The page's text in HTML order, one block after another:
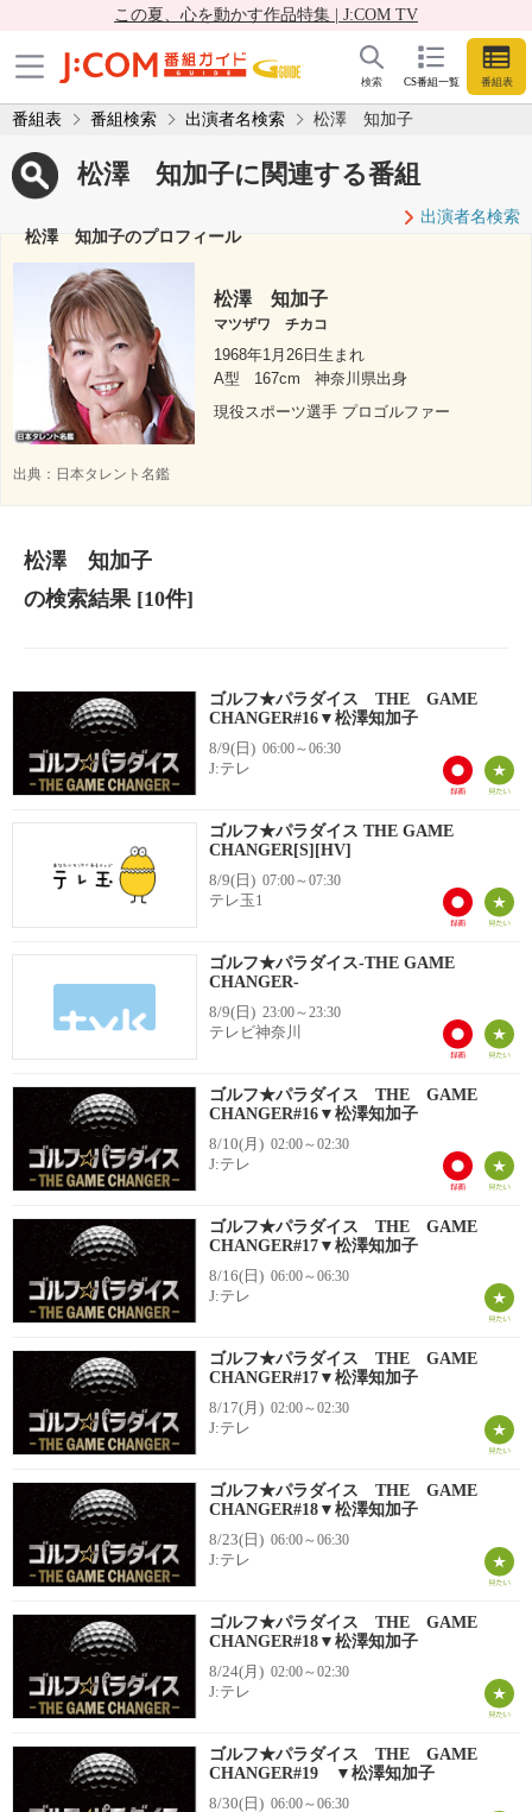
この夏、心を動かす作品特集 | J:COM TV
CS番組一覧 番組表
検索
番組表 番組検索 出演者名検索 松澤 知加子
松澤 知加子に関連する番組
出演者名検索
松澤 知加子のプロフィール
松澤 知加子
マツザワ チカコ
1968年1月26日生まれ
A型
167cm
神奈川県出身
現役スポーツ選手 プロゴルファー
出典： 日本タレント名鑑
松澤 知加子
の検索結果[10件]
ゴルフ★パラダイス THE GAME
CHANGER#16▼松澤知加子
8/9(日) 06:00～06:30
J:テレ
ゴルフ★パラダイス THE GAME
CHANGER[S][HV]
8/9(日) 07:00～07:30
テレ玉1
ゴルフ★パラダイス-THE GAME
CHANGER-
8/9(日) 23:00～23:30
テレビ神奈川
ゴルフ★パラダイス THE GAME
CHANGER#16▼松澤知加子
8/10(月) 02:00～02:30
J:テレ
ゴルフ★パラダイス THE GAME
CHANGER#17▼松澤知加子
8/16(日) 06:00～06:30
J:テレ
ゴルフ★パラダイス THE GAME
CHANGER#17▼松澤知加子
8/17(月) 02:00～02:30
J:テレ
ゴルフ★パラダイス THE GAME
CHANGER#18▼松澤知加子
8/23(日) 06:00～06:30
J:テレ
ゴルフ★パラダイス THE GAME
CHANGER#18▼松澤知加子
8/24(月) 02:00～02:30
J:テレ
ゴルフ★パラダイス THE GAME
CHANGER#19 ▼松澤知加子
8/30(日) 06:00～06:30